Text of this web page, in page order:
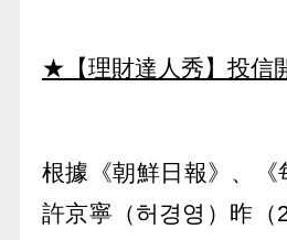
★【理財達人秀】投信
根據《朝鮮日報》、
許京寧（허경영）昨（